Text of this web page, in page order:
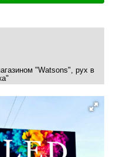
"Watsons", рух в